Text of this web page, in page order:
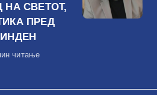
НА СВЕТОТ,
ПРЕД
читање